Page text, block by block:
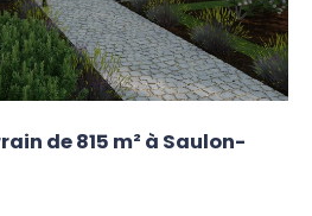
de 815 m² à Saulon-